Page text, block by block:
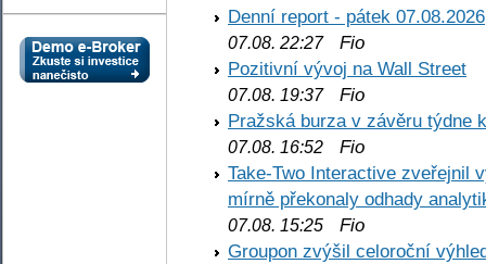
Denní report - pátek 07.08.2026
07.08. 22:27Fio
Pozitivní vývoj na Wall Street
07.08. 19:37Fio
Pražská burza v závěru týdne
07.08. 16:52 Fio
Take-Two Interactive zveřejnil
mírně překonaly odhady
07.08. 15:25 Fio
Groupon zvýšil celoroční